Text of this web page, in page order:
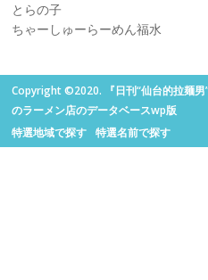
とらの子
ちゃーしゅーらーめん福水
Copyright ©2020. 『日刊“仙台的拉麺
のラーメン店のデータベースwp版
特選地域で探す
特選名前で探す